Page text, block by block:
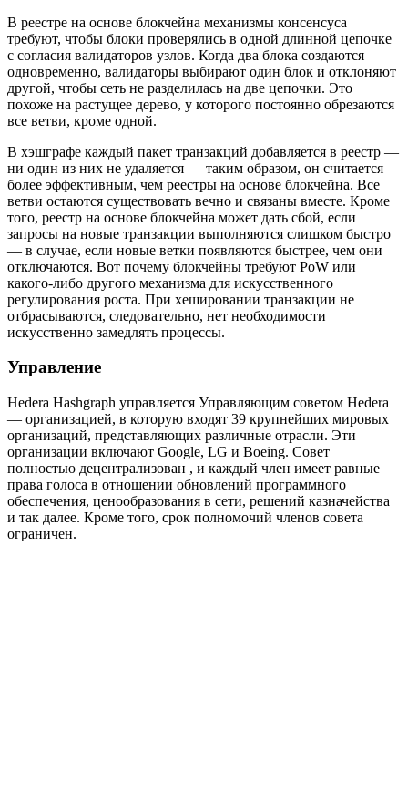
В реестре на основе блокчейна механизмы консенсуса
требуют, чтобы блоки проверялись в одной длинной цепочке
с согласия валидаторов узлов. Когда два блока создаются
одновременно, валидаторы выбирают один блок и отклоняют
другой, чтобы сеть не разделилась на две цепочки. Это
похоже на растущее дерево, у которого постоянно обрезаются
все ветви, кроме одной.
В хэшграфе каждый пакет транзакций добавляется в реестр —
ни один из них не удаляется — таким образом, он считается
более эффективным, чем реестры на основе блокчейна. Все
ветви остаются существовать вечно и связаны вместе. Кроме
того, реестр на основе блокчейна может дать сбой, если
запросы на новые транзакции выполняются слишком быстро
— в случае, если новые ветки появляются быстрее, чем они
отключаются. Вот почему блокчейны требуют PoW или
какого-либо другого механизма для искусственного
регулирования роста. При хешировании транзакции не
отбрасываются, следовательно, нет необходимости
искусственно замедлять процессы.
Управление
Hedera Hashgraph управляется Управляющим советом Hedera
— организацией, в которую входят 39 крупнейших мировых
организаций, представляющих различные отрасли. Эти
организации включают Google, LG и Boeing. Совет
полностью децентрализован , и каждый член имеет равные
права голоса в отношении обновлений программного
обеспечения, ценообразования в сети, решений казначейства
и так далее. Кроме того, срок полномочий членов совета
ограничен.